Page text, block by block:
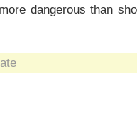
dangerous than